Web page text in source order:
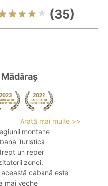
(35)
Arată mai multe >>
montane
Turistică
un reper
zonei.
cabană este
mai veche